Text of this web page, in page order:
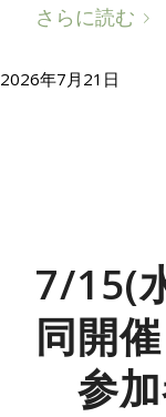
さらに読む
2026年7月21日
7/15(
同開
参